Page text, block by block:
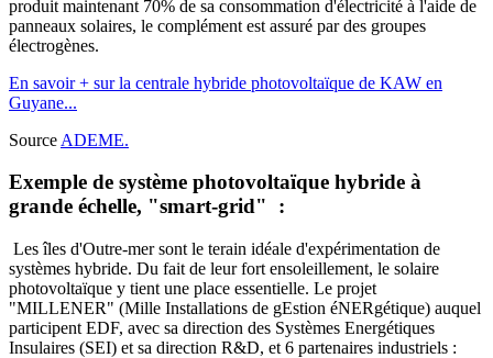
produit maintenant 70% de sa consommation d'électricité à l'aide de
panneaux solaires, le complément est assuré par des groupes
électrogènes.
En savoir + sur la centrale hybride photovoltaïque de KAW en
Guyane...
Source ADEME.
Exemple de système photovoltaïque hybride à
grande échelle, "smart-grid" :
Les îles d'Outre-mer sont le terain idéale d'expérimentation de
systèmes hybride. Du fait de leur fort ensoleillement, le solaire
photovoltaïque y tient une place essentielle. Le projet
"MILLENER" (Mille Installations de gEstion éNERgétique) auquel
participent EDF, avec sa direction des Systèmes Energétiques
Insulaires (SEI) et sa direction R&D, et 6 partenaires industriels :